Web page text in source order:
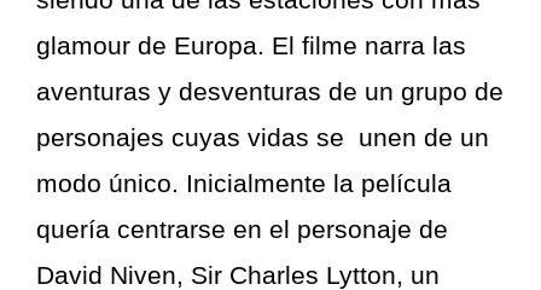
glamour de Europa. El filme narra las
aventuras y desventuras de un grupo de
personajes cuyas vidas se unen de un
modo único. Inicialmente la película
quería centrarse en el personaje de
David Niven, Sir Charles Lytton, un